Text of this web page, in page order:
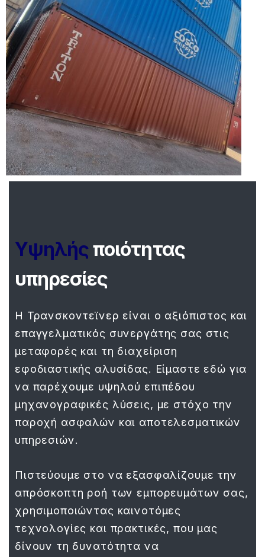
Υψηλήςποιότητας
υπηρεσίες
Η Τρανσκοντεϊνερ είναι ο αξιόπιστος και
επαγγελματικός συνεργάτης σας στις
μεταφορές και τη διαχείριση
εφοδιαστικής αλυσίδας. Είμαστε εδώ για
να παρέχουμε υψηλού επιπέδου
μηχανογραφικές λύσεις, με στόχο την
παροχή ασφαλών και αποτελεσματικών
υπηρεσιών.
Πιστεύουμε στο να εξασφαλίζουμε την
απρόσκοπτη ροή των εμπορευμάτων σας,
χρησιμοποιώντας καινοτόμες
τεχνολογίες και πρακτικές, που μας
δίνουν τη δυνατότητα να